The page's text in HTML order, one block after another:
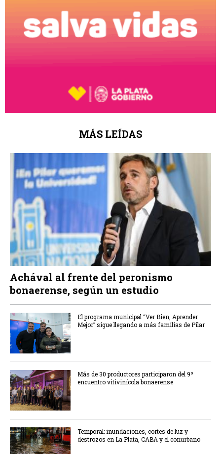
MÁS LEÍDAS
Achával al frente del peronismo
bonaerense, según un estudio
El programa municipal “Ver Bien, Aprender
Mejor” sigue llegando a más familias de Pilar
Más de 30 productores participaron del 9º
encuentro vitivinícola bonaerense
Temporal: inundaciones, cortes de luz y
destrozos en La Plata, CABA y el conurbano